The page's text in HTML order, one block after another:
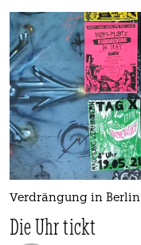
Verdrängung in Berlin
Die Uhr tickt